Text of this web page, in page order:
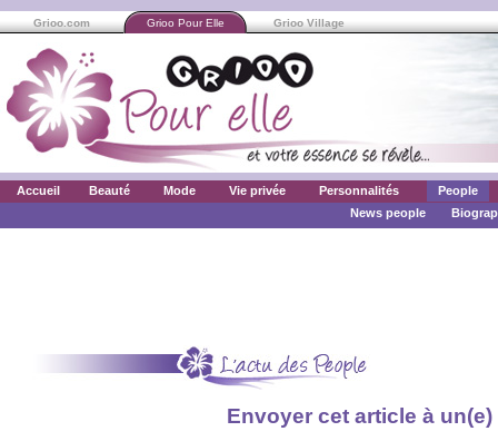
Grioo.com Grioo Pour Elle Grioo Village
Accueil Beauté Mode Vie privée Personnalités
People
News people
Envoyer cet article à un(e)